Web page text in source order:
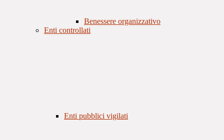
Benessere organizzativo
Enti controllati
Enti pubblici vigilati